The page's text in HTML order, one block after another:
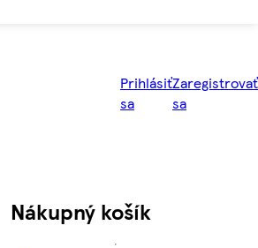
Prihlásiť
sa
Zaregistrovať
sa
Nákupný košík